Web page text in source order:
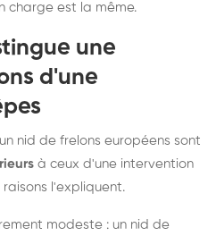
charge est la même.
une
d'une
nid de frelons européens sont
à ceux d'une intervention
raisons l'expliquent.
modeste : un nid de